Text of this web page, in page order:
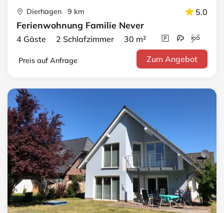
Dierhagen 9 km 5.0
Ferienwohnung Familie Never
4 Gäste 2 Schlafzimmer 30 m²
Preis auf Anfrage Zum Angebot